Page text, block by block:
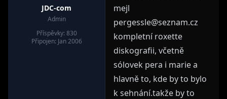
JDC-com
Admin
Příspěvky: 830
Připojen: Jan 2006
mejl
pergessle@seznam.cz
kompletní roxette
diskografii, včetně
sólovek pera i marie a
hlavně to, kde by to bylo
k sehnání.takže by to